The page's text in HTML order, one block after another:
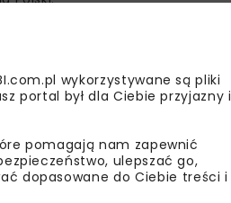
dla planowanych reaktorów
USA James Danly, Minister
wykorzystywane są pliki
portal był dla Ciebie przyjazny i
pomagają nam zapewnić
ulepszać go,
dopasowane do Ciebie treści i